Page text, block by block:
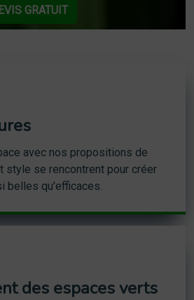
GRATUIT
avec nos propositions de
style se rencontrent pour créer
belles qu'efficaces.
des espaces verts